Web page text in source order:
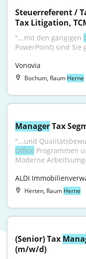
Steuerreferent /
Tax Litigation,
"...mit den gängigen
PowerPoint) sind
Vonovia
Bochum, Raum Herne
Manager Tax
"...und
Office Programmen
Moderne
ALDI
Herten, Raum Herne
(Senior) Tax
(m/w/d)